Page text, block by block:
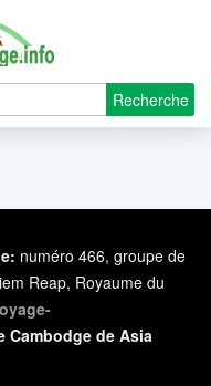
Recherche
numéro 466, groupe de
Reap, Royaume du
Cambodge de Asia